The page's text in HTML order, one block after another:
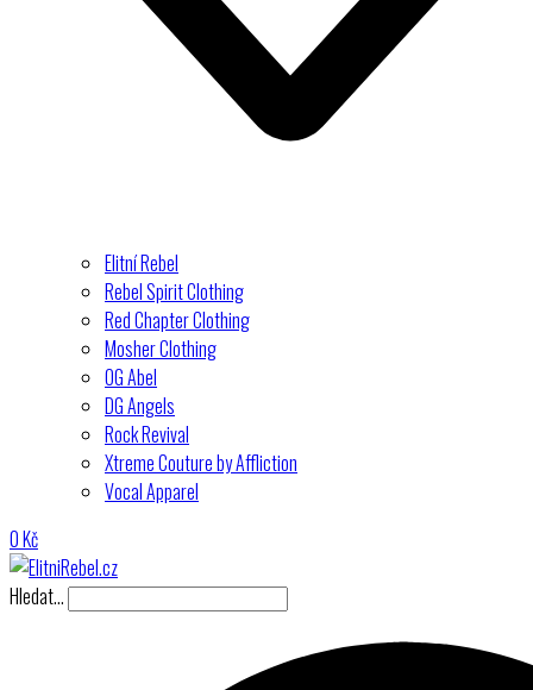
Elitní Rebel
Rebel Spirit Clothing
Red Chapter Clothing
Mosher Clothing
OG Abel
DG Angels
Rock Revival
Xtreme Couture by Affliction
Vocal Apparel
0Kč
Hledat…